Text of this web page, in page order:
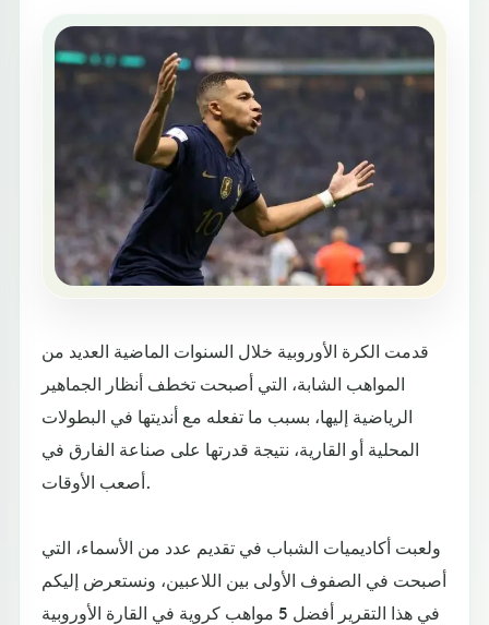
قدمت الكرة الأوروبية خلال السنوات الماضية العديد من
المواهب الشابة، التي أصبحت تخطف أنظار الجماهير
الرياضية إليها، بسبب ما تفعله مع أنديتها في البطولات
المحلية أو القارية، نتيجة قدرتها على صناعة الفارق في
أصعب الأوقات.
ولعبت أكاديميات الشباب في تقديم عدد من الأسماء، التي
أصبحت في الصفوف الأولى بين اللاعبين، ونستعرض إليكم
في هذا التقرير أفضل 5 مواهب كروية في القارة الأوروبية